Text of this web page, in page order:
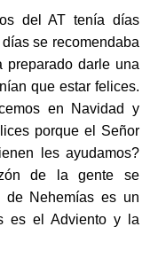
del AT tenía días
se recomendaba
darle una
que estar felices.
en Navidad y
porque el Señor
les ayudamos?
de la gente se
de Nehemías es un
es el Adviento y la